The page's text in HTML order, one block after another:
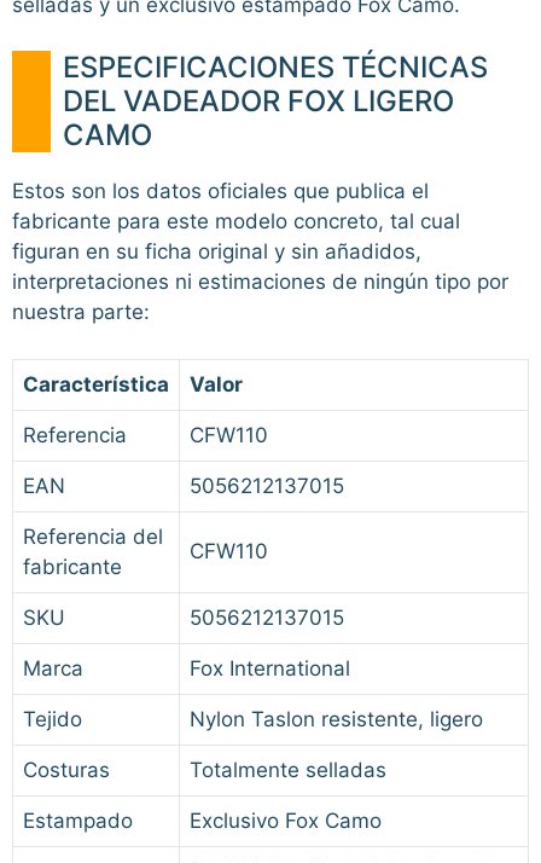
ESPECIFICACIONES TÉCNICAS
DEL VADEADOR FOX LIGERO
CAMO
Estos son los datos oficiales que publica el
fabricante para este modelo concreto, tal cual
figuran en su ficha original y sin añadidos,
interpretaciones ni estimaciones de ningún tipo por
nuestra parte:
Característica Valor
Referencia CFW110
EAN 5056212137015
Referencia del
fabricante
CFW110
SKU 5056212137015
Marca Fox International
Tejido Nylon Taslon resistente, ligero
Costuras Totalmente selladas
Estampado Exclusivo Fox Camo